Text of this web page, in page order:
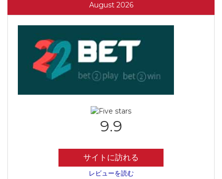
August 2026
9.9
サイトに訪れる
レビューを読む